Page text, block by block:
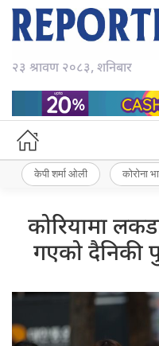
२३ श्रावण २०८३, शनिबार
केपी शर्मा ओली कोरोना
कोरियामा
गएको दैनिकी